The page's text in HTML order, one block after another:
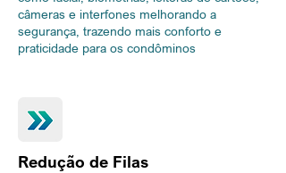
câmeras e interfones melhorando a
segurança, trazendo mais conforto e
praticidade para os condôminos
Redução de Filas